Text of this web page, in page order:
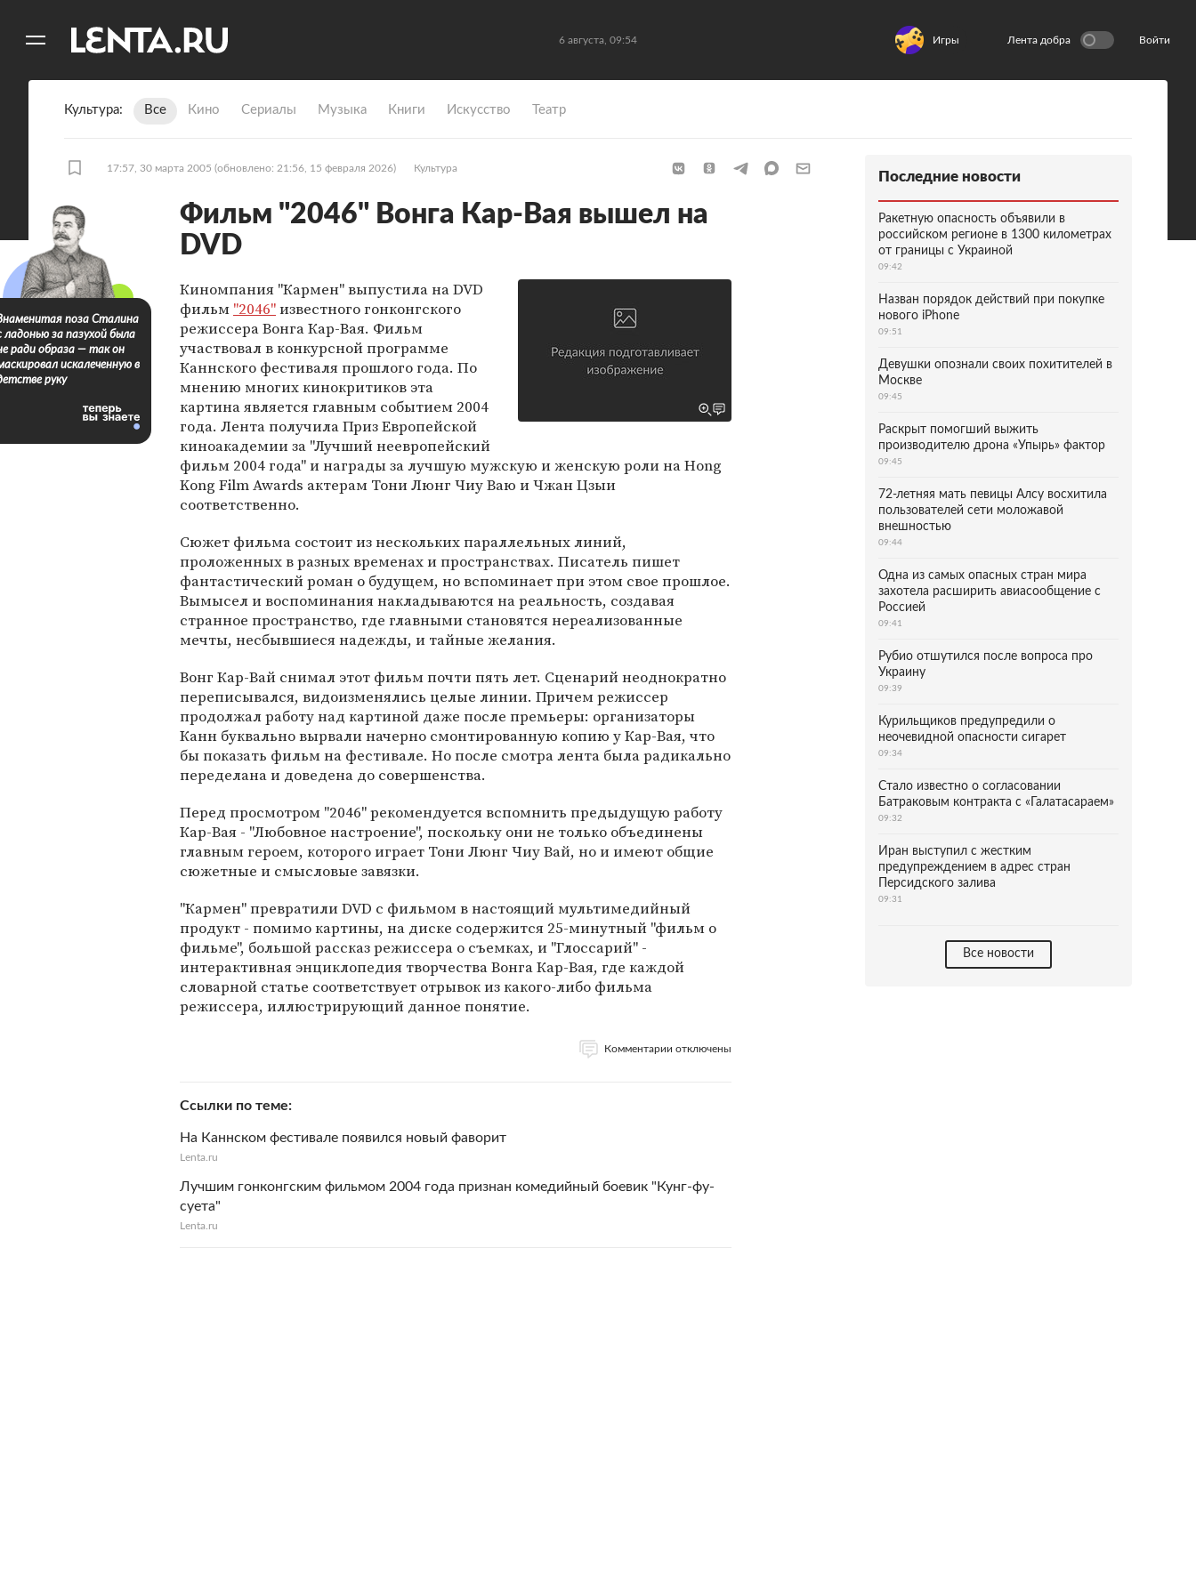
6 августа, 09:54 Игры Лента добра Войти
Культура Все Кино Сериалы Музыка Книги Искусство Театр
17:57, 30 марта 2005 (обновлено: 21:56, 15 февраля 2026) Культура
Фильм "2046" Вонга Кар-Вая вышел на
DVD
Киномпания "Кармен" выпустила на DVD
фильм "2046"известного гонконгского
режиссера Вонга Кар-Вая. Фильм
участвовал в конкурсной программе
Каннского фестиваля прошлого года. По
мнению многих кинокритиков эта
картина является главным событием 2004
года. Лента получила Приз Европейской
киноакадемии за "Лучший неевропейский
фильм 2004 года" и награды за лучшую мужскую и женскую роли на Hong
Kong Film Awards актерам Тони Люнг Чиу Ваю и Чжан Цзыи
соответственно.
Сюжет фильма состоит из нескольких параллельных линий,
проложенных в разных временах и пространствах. Писатель пишет
фантастический роман о будущем, но вспоминает при этом свое прошлое.
Вымысел и воспоминания накладываются на реальность, создавая
странное пространство, где главными становятся нереализованные
мечты, несбывшиеся надежды, и тайные желания.
Вонг Кар-Вай снимал этот фильм почти пять лет. Сценарий неоднократно
переписывался, видоизменялись целые линии. Причем режиссер
продолжал работу над картиной даже после премьеры: организаторы
Канн буквально вырвали начерно смонтированную копию у Кар-Вая, что
бы показать фильм на фестивале. Но после смотра лента была радикально
переделана и доведена до совершенства.
Перед просмотром "2046" рекомендуется вспомнить предыдущую работу
Кар-Вая - "Любовное настроение", поскольку они не только объединены
главным героем, которого играет Тони Люнг Чиу Вай, но и имеют общие
сюжетные и смысловые завязки.
"Кармен" превратили DVD с фильмом в настоящий мультимедийный
продукт - помимо картины, на диске содержится 25-минутный "фильм о
фильме", большой рассказ режиссера о съемках, и "Глоссарий" -
интерактивная энциклопедия творчества Вонга Кар-Вая, где каждой
словарной статье соответствует отрывок из какого-либо фильма
режиссера, иллюстрирующий данное понятие.
Комментарии отключены
Ссылки по теме
На Каннском фестивале появился новый фаворит
Lenta.ru
Лучшим гонконгским фильмом 2004 года признан комедийный боевик "Кунг-фу-
суета"
Lenta.ru
поза Сталина
ладонью за пазухой была
ради образа — так он
искалеченную в
руку
Последние новости
Ракетную опасность объявили в
российском регионе в 1300 километрах
от границы с Украиной
09:42
Назван порядок действий при покупке
нового iPhone
09:51
Девушки опознали своих похитителей в
Москве
09:45
Раскрыт помогший выжить
производителю дрона «Упырь» фактор
09:45
72-летняя мать певицы Алсу восхитила
пользователей сети моложавой
внешностью
09:44
Одна из самых опасных стран мира
захотела расширить авиасообщение с
Россией
09:41
Рубио отшутился после вопроса про
Украину
09:39
Курильщиков предупредили о
неочевидной опасности сигарет
09:34
Стало известно о согласовании
Батраковым контракта с «Галатасараем»
09:32
Иран выступил с жестким
предупреждением в адрес стран
Персидского залива
09:31
Все новости